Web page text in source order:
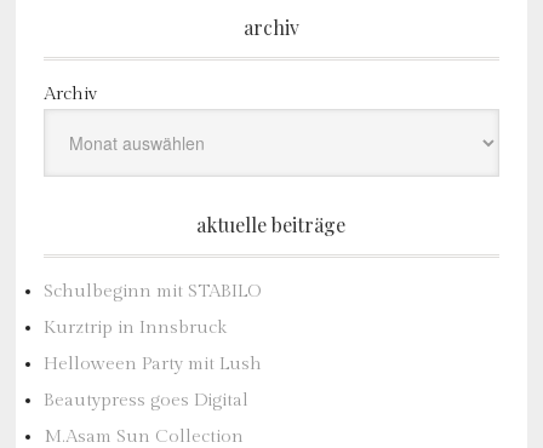
archiv
Archiv
aktuelle beiträge
Schulbeginn mit STABILO
Kurztrip in Innsbruck
Helloween Party mit Lush
Beautypress goes Digital
M.Asam Sun Collection